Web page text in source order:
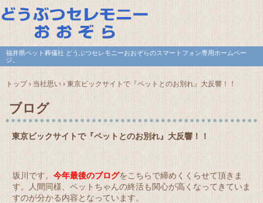
福井県ペット葬儀社 どうぶつセレモニーおおぞらのスマートフォン専用ホームペー
ジ。
トップ› 当社思い › 東京ビックサイトで『ペットとのお別れ』大反響！！
ブログ
東京ビックサイトで『ペットとのお別れ』大反響！！
坂川です。今年最後のブログをこちらで締めくくらせて頂きま
す。人間同様、ペットちゃんの終活も関心が高くなってきていま
すのが分かる内容となっています。